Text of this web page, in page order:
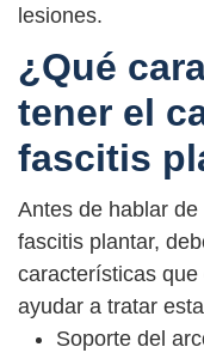
lesiones.
¿Qué
tener el
fascitis
Antes de hablar
fascitis plantar,
características
ayudar a tratar
Soporte del